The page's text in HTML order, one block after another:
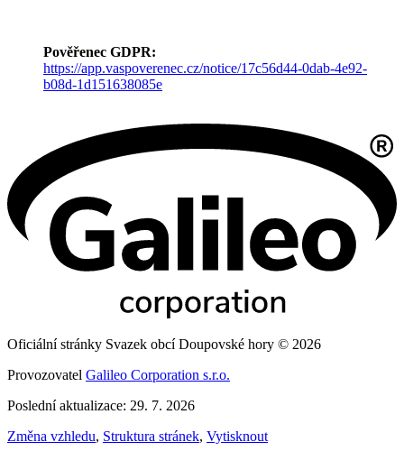
Pověřenec GDPR:
https://app.vaspoverenec.cz/notice/17c56d44-0dab-4e92-
b08d-1d151638085e
Oficiální stránky Svazek obcí Doupovské hory © 2026
Provozovatel Galileo Corporation s.r.o.
Poslední aktualizace: 29. 7. 2026
Změna vzhledu, Struktura stránek, Vytisknout